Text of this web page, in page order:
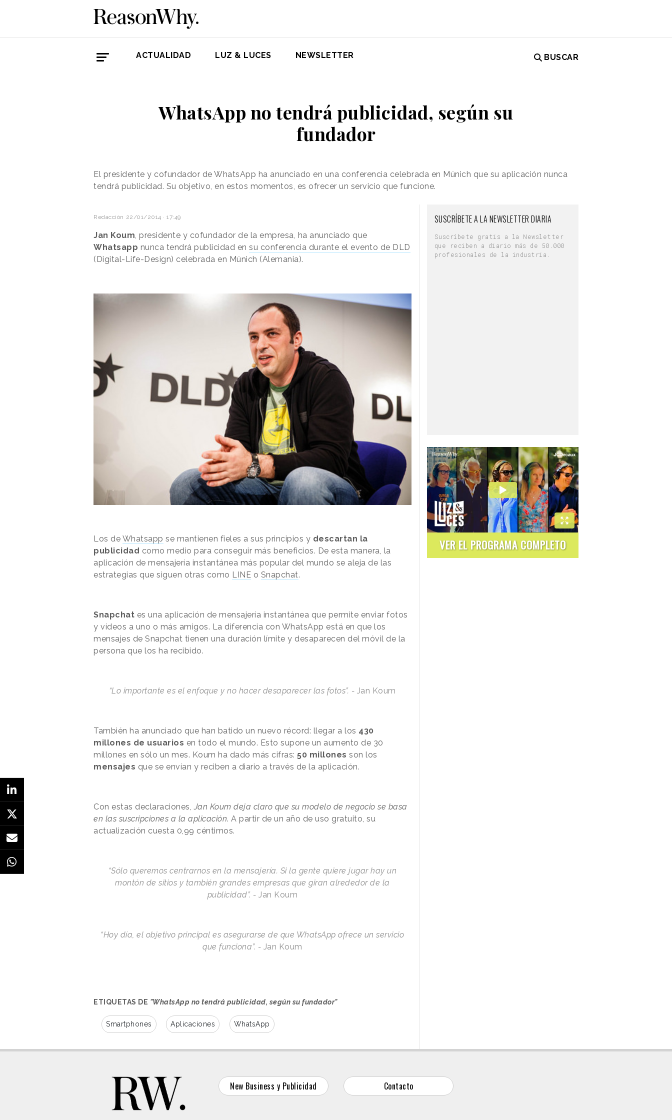
ACTUALIDAD LUZ & LUCES NEWSLETTER BUSCAR
WhatsApp no tendrá publicidad, según su
fundador
El presidente y cofundador de WhatsApp ha anunciado en una conferencia celebrada en Múnich que su aplicación nunca
tendrá publicidad. Su objetivo, en estos momentos, es ofrecer un servicio que funcione.
Redacción 22/01/2014 · 17:49
Jan Koum , presidente y cofundador de la empresa, ha anunciado que
Whatsapp nunca tendrá publicidad en su conferencia durante el evento de DLD
(Digital-Life-Design) celebrada en Múnich (Alemania).
Los de Whatsapp se mantienen fieles a sus principios y descartan la
publicidad como medio para conseguir más beneficios. De esta manera, la
aplicación de mensajería instantánea más popular del mundo se aleja de las
estrategias que siguen otras como LINE o Snapchat.
Snapchat es una aplicación de mensajería instantánea que permite enviar fotos
y vídeos a uno o más amigos. La diferencia con WhatsApp está en que los
mensajes de Snapchat tienen una duración límite y desaparecen del móvil de la
persona que los ha recibido.
“Lo importante es el enfoque y no hacer desaparecer las fotos”. - Jan Koum
También ha anunciado que han batido un nuevo récord: llegar a los 430
millones de usuarios en todo el mundo. Esto supone un aumento de 30
millones en sólo un mes. Koum ha dado más cifras: 50 millones son los
mensajes que se envían y reciben a diario a través de la aplicación.
Con estas declaraciones,Jan Koum deja claro que su modelo de negocio se basa
en las suscripciones a la aplicación. A partir de un año de uso gratuito, su
actualización cuesta 0,99 céntimos.
“Sólo queremos centrarnos en la mensajería. Si la gente quiere jugar hay un
montón de sitios y también grandes empresas que giran alrededor de la
publicidad”. -Jan Koum
“Hoy día, el objetivo principal es asegurarse de que WhatsApp ofrece un servicio
que funciona”. - Jan Koum
ETIQUETAS DE "WhatsApp no tendrá publicidad, según su fundador"
Smartphones Aplicaciones WhatsApp
SUSCRÍBETE A LA NEWSLETTER DIARIA
Suscríbete gratis a la Newsletter
que reciben a diario más de 50.000
profesionales de la industria.
VER EL PROGRAMA COMPLETO
New Business y Publicidad Contacto